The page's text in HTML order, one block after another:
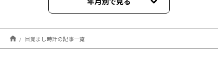
2024年03月
2024年02月
目覚まし時計の記事一覧